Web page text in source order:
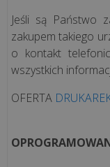
Jeśli są Państwo
zakupem takiego
o kontakt
wszystkich
OFERTA